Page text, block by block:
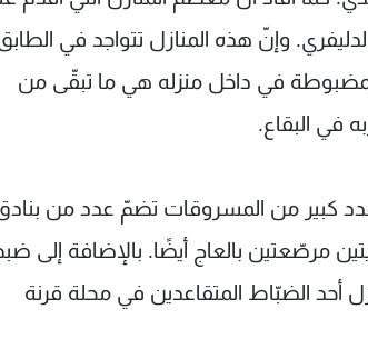
وإنّ هذه المنازل تتواجد في
في داخل منزله هي ما تبقّى من
في البقاع.
كبير من المسروقات تضمّ عدد من
مرصّعتين بالعاج أيضًا. بالإضافة إلى
الضبّاط المتقاعدين في محلة قرنة